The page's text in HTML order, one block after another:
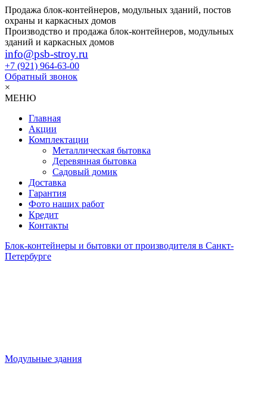
Продажа блок-контейнеров, модульных зданий, постов
охраны и каркасных домов
Производство и продажа блок-контейнеров, модульных
зданий и каркасных домов
info@psb-stroy.ru
+7 (921) 964-63-00
Обратный звонок
×
МЕНЮ
Главная
Акции
Комплектации
Металлическая бытовка
Деревянная бытовка
Садовый домик
Доставка
Гарантия
Фото наших работ
Кредит
Контакты
Блок-контейнеры и бытовки от производителя в Санкт-
Петербурге
Модульные здания